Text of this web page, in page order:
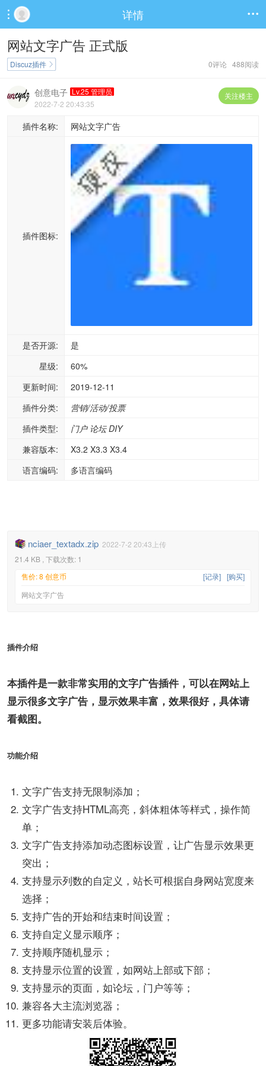
 详情 
网站文字广告 正式版
0评论 488阅读
Discuz插件 
关注楼主
创意电子 Lv.25 管理员
2022-7-2 20:43:35
插件名称: 网站文字广告
插件图标:
是否开源:
是
星级:
60%
更新时间:
2019-12-11
插件分类:
营销/活动/投票
插件类型:
门户 论坛 DIY
兼容版本:
X3.2 X3.3 X3.4
语言编码:
多语言编码
nciaer_textadx.zip 2022-7-2 20:43上传
21.4 KB , 下载次数: 1
[购买]
[记录]
售价: 8 创意币
网站文字广告
插件介绍
本插件是一款非常实用的文字广告插件，可以在网站上
显示很多文字广告，显示效果丰富，效果很好，具体请
看截图。
功能介绍
文字广告支持无限制添加；
文字广告支持HTML高亮，斜体粗体等样式，操作简
单；
文字广告支持添加动态图标设置，让广告显示效果更
突出；
支持显示列数的自定义，站长可根据自身网站宽度来
选择；
支持广告的开始和结束时间设置；
支持自定义显示顺序；
支持顺序随机显示；
支持显示位置的设置，如网站上部或下部；
支持显示的页面，如论坛，门户等等；
兼容各大主流浏览器；
更多功能请安装后体验。